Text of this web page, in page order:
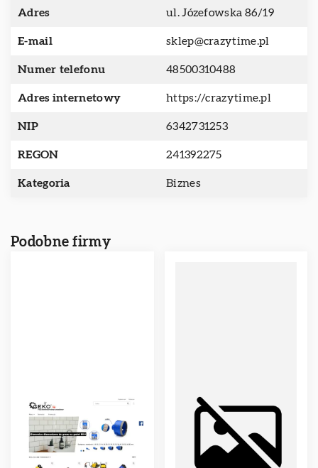
Adres ul. Józefowska 86/19
E-mail sklep@crazytime.pl
Numer telefonu 48500310488
Adres internetowy https://crazytime.pl
NIP 6342731253
REGON 241392275
Kategoria Biznes
Podobne firmy